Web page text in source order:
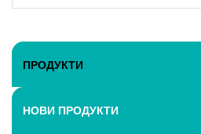
ПРОДУКТИ
НОВИ ПРОДУКТИ